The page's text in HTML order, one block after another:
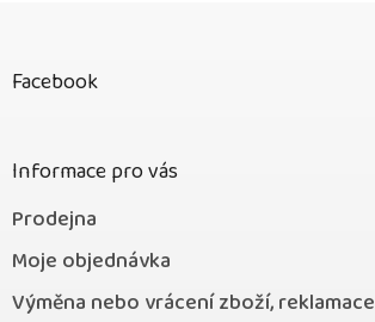
Facebook
Informace pro vás
Prodejna
Moje objednávka
Výměna nebo vrácení zboží, reklamace